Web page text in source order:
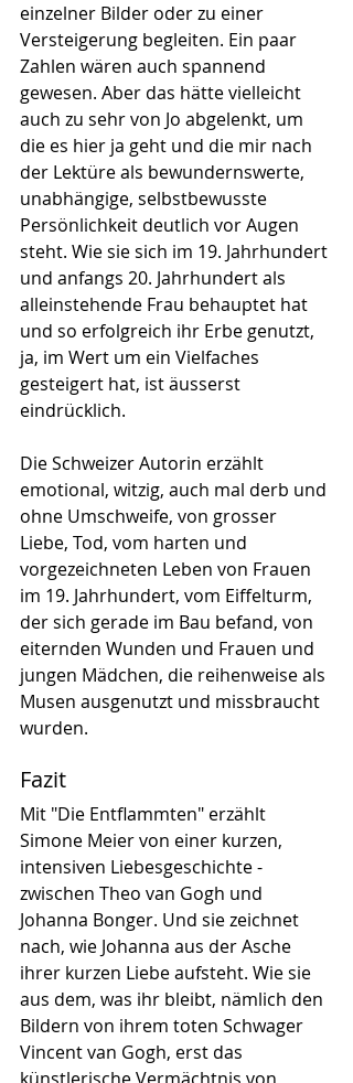
einzelner Bilder oder zu einer
Versteigerung begleiten. Ein paar
Zahlen wären auch spannend
gewesen. Aber das hätte vielleicht
auch zu sehr von Jo abgelenkt, um
die es hier ja geht und die mir nach
der Lektüre als bewundernswerte,
unabhängige, selbstbewusste
Persönlichkeit deutlich vor Augen
steht. Wie sie sich im 19. Jahrhundert
und anfangs 20. Jahrhundert als
alleinstehende Frau behauptet hat
und so erfolgreich ihr Erbe genutzt,
ja, im Wert um ein Vielfaches
gesteigert hat, ist äusserst
eindrücklich.
Die Schweizer Autorin erzählt
emotional, witzig, auch mal derb und
ohne Umschweife, von grosser
Liebe, Tod, vom harten und
vorgezeichneten Leben von Frauen
im 19. Jahrhundert, vom Eiffelturm,
der sich gerade im Bau befand, von
eiternden Wunden und Frauen und
jungen Mädchen, die reihenweise als
Musen ausgenutzt und missbraucht
wurden.
Fazit
Mit "Die Entflammten" erzählt
Simone Meier von einer kurzen,
intensiven Liebesgeschichte -
zwischen Theo van Gogh und
Johanna Bonger. Und sie zeichnet
nach, wie Johanna aus der Asche
ihrer kurzen Liebe aufsteht. Wie sie
aus dem, was ihr bleibt, nämlich den
Bildern von ihrem toten Schwager
Vincent van Gogh, erst das